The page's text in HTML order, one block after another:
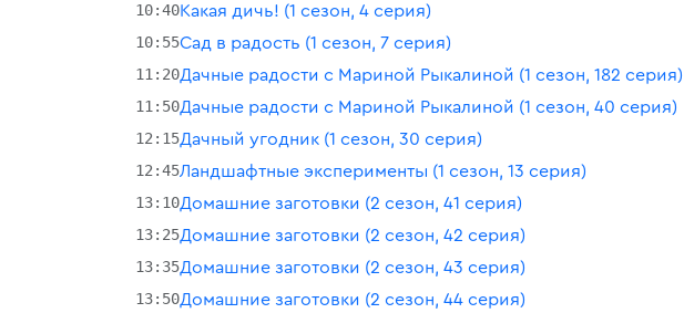
10:40Какая дичь! (1 сезон, 4 серия)
10:55Сад в радость (1 сезон, 7 серия)
11:20Дачные радости с Мариной Рыкалиной (1 сезон, 182 серия)
11:50Дачные радости с Мариной Рыкалиной (1 сезон, 40 серия)
12:15Дачный угодник (1 сезон, 30 серия)
12:45Ландшафтные эксперименты (1 сезон, 13 серия)
13:10Домашние заготовки (2 сезон, 41 серия)
13:25Домашние заготовки (2 сезон, 42 серия)
13:35Домашние заготовки (2 сезон, 43 серия)
13:50Домашние заготовки (2 сезон, 44 серия)